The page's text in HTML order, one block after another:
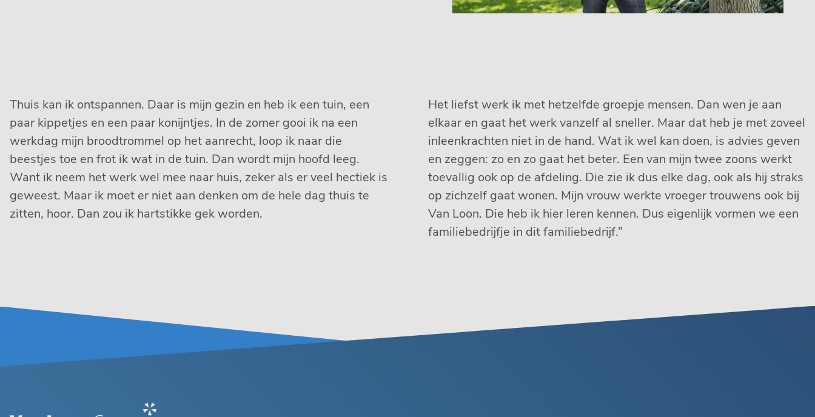
Thuis kan ik ontspannen. Daar is mijn gezin en heb ik een tuin, een
paar kippetjes en een paar konijntjes. In de zomer gooi ik na een
werkdag mijn broodtrommel op het aanrecht, loop ik naar die
beestjes toe en frot ik wat in de tuin. Dan wordt mijn hoofd leeg.
Want ik neem het werk wel mee naar huis, zeker als er veel hectiek is
geweest. Maar ik moet er niet aan denken om de hele dag thuis te
zitten, hoor. Dan zou ik hartstikke gek worden.
Het liefst werk ik met hetzelfde groepje mensen. Dan wen je aan
elkaar en gaat het werk vanzelf al sneller. Maar dat heb je met zoveel
inleenkrachten niet in de hand. Wat ik wel kan doen, is advies geven
en zeggen: zo en zo gaat het beter. Een van mijn twee zoons werkt
toevallig ook op de afdeling. Die zie ik dus elke dag, ook als hij straks
op zichzelf gaat wonen. Mijn vrouw werkte vroeger trouwens ook bij
Van Loon. Die heb ik hier leren kennen. Dus eigenlijk vormen we een
familiebedrijfje in dit familiebedrijf.”